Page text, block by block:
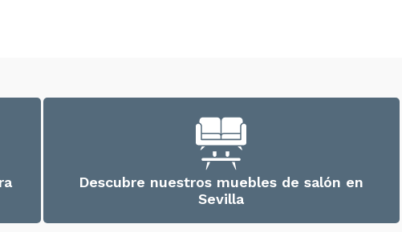
Descubre nuestros muebles de salón en
Sevilla